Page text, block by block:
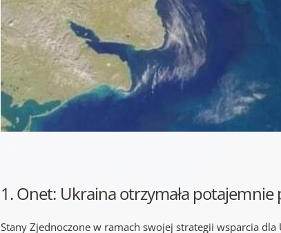
1. Onet: Ukraina otrzymała
Stany Zjednoczone w ramach swojej strategii wsparcia